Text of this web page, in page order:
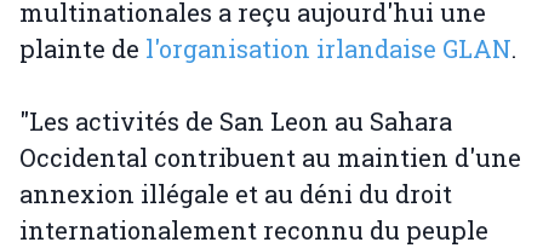
multinationales a reçu aujourd'hui une
plainte de l'organisation irlandaise GLAN.
"Les activités de San Leon au Sahara
Occidental contribuent au maintien d'une
annexion illégale et au déni du droit
internationalement reconnu du peuple